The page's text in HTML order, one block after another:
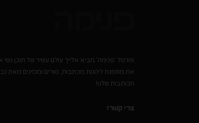
פורטל 'פנימה' מביא אלייך עולם עשיר של תוכן נשי
את מוזמנת ליהנות מכתבות, טורים ומגזינים מאת
הכותבות שלנו!
צרי קשר!